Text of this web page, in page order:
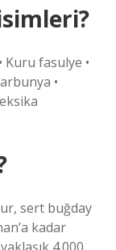
Kuru fasulye •
•
sert buğday
kadar